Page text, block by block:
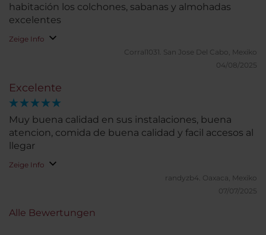
habitación los colchones, sabanas y almohadas
excelentes
Zeige Info
Corral1031. San Jose Del Cabo, Mexiko
04/08/2025
Excelente
Muy buena calidad en sus instalaciones, buena
atencion, comida de buena calidad y facil accesos al
llegar
Zeige Info
randyzb4. Oaxaca, Mexiko
07/07/2025
Alle Bewertungen